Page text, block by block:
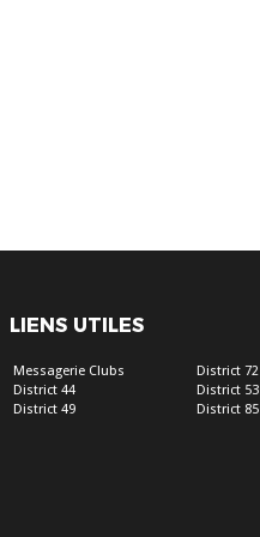
LIENS UTILES
Messagerie Clubs
District 44
District 49
District 72
District 53
District 85